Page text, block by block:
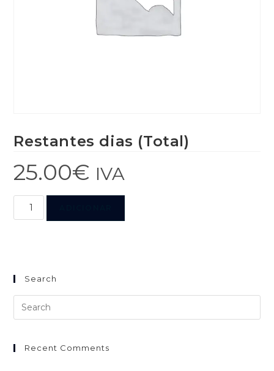
Restantes dias (Total)
25.00€ IVA
Search
Recent Comments